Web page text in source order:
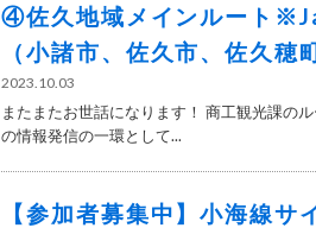
④佐久地域メインルート
（小諸市、佐久市、佐久穂
2023.10.03
またまたお世話になります！ 商工観光課の
の情報発信の一環として...
【参加者募集中】小海線